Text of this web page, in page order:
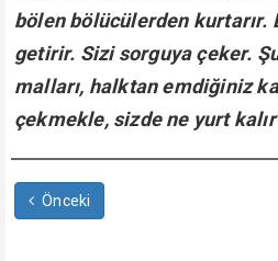
bölen bölücülerden kurtarır.
getirir. Sizi sorguya çeker.
malları, halktan emdiğiniz
çekmekle, sizde ne yurt kalır
Önceki